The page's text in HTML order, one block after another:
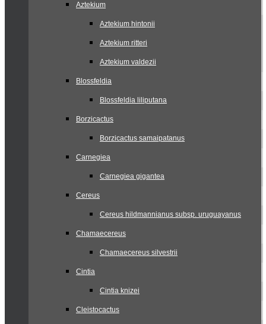
Aztekium
Aztekium hintonii
Aztekium ritteri
Aztekium valdezii
Blossfeldia
Blossfeldia liliputana
Borzicactus
Borzicactus samaipatanus
Carnegiea
Carnegiea gigantea
Cereus
Cereus hildmannianus subsp. uruguayanus
Chamaecereus
Chamaecereus silvestrii
Cintia
Cintia knizei
Cleistocactus